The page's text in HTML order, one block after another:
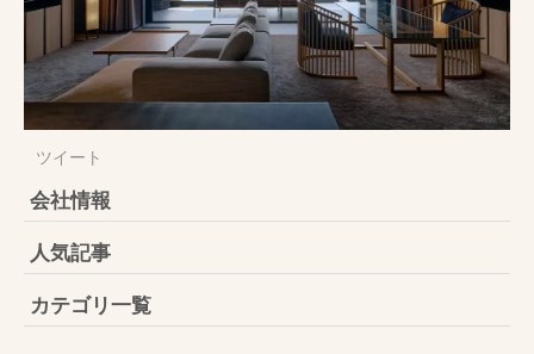
ツイート
会社情報
人気記事
カテゴリ一覧